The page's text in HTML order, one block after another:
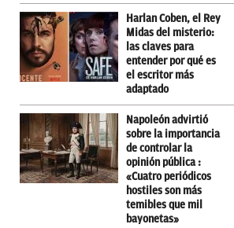
Harlan Coben, el Rey
Midas del misterio:
las claves para
entender por qué es
el escritor más
adaptado
Napoleón advirtió
sobre la importancia
de controlar la
opinión pública :
«Cuatro periódicos
hostiles son más
temibles que mil
bayonetas»